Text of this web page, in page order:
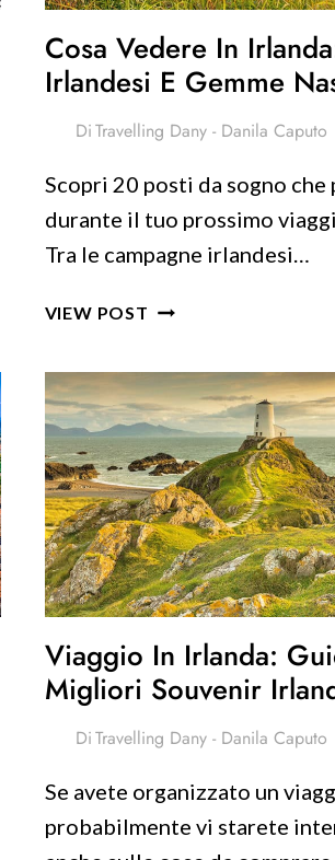
Cosa Vedere In
Irlandesi E Gemme
DiTravelling Dany - Danila Caputo
Scopri 20 posti da sogno
durante il tuo prossimo
Tra le campagne irlandesi…
VIEW POST COSA
IRLANDA:
PAESAGGI
IRLANDESI
E
GEMME
NASCOSTE
Viaggio In Irlanda:
Migliori Souvenir
DiTravelling Dany - Danila Caputo
Se avete organizzato un
probabilmente vi starete